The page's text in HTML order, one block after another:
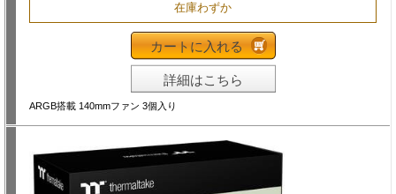
在庫わずか
カートに入れる
詳細はこちら
ARGB搭載 140mmファン 3個入り